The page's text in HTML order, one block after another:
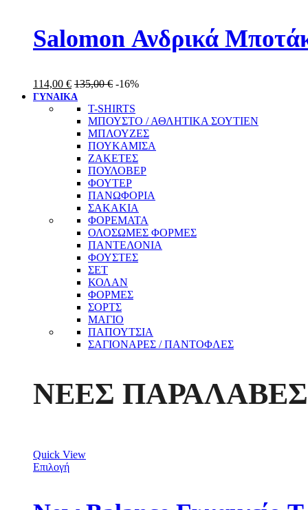
Salomon Ανδρικά
114,00 € 135,00€ -16%
ΓΥΝΑΙΚΑ
T-SHIRTS
ΜΠΟΥΣΤΟ / ΑΘΛΗΤΙΚΑ ΣΟΥΤΙΕΝ
ΜΠΛΟΥΖΕΣ
ΠΟΥΚΑΜΙΣΑ
ΖΑΚΕΤΕΣ
ΠΟΥΛΟΒΕΡ
ΦΟΥΤΕΡ
ΠΑΝΩΦΟΡΙΑ
ΣΑΚΑΚΙΑ
ΦΟΡΕΜΑΤΑ
ΟΛΟΣΩΜΕΣ ΦΟΡΜΕΣ
ΠΑΝΤΕΛΟΝΙΑ
ΦΟΥΣΤΕΣ
ΣΕΤ
ΚΟΛΑΝ
ΦΟΡΜΕΣ
ΣΟΡΤΣ
ΜΑΓΙΟ
ΠΑΠΟΥΤΣΙΑ
ΣΑΓΙΟΝΑΡΕΣ / ΠΑΝΤΟΦΛΕΣ
ΝΕΕΣ ΠΑΡΑΛΑΒΕΣ
Quick View
Επιλογή